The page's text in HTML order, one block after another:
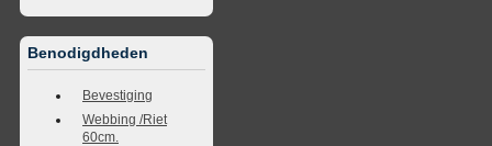
Benodigdheden
Bevestiging
Webbing /Riet
60cm.